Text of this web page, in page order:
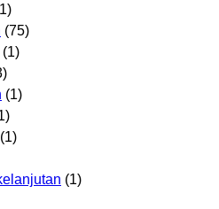
(75)
(1)
(1)
(1)
(1)